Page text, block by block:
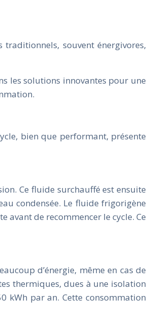
souvent énergivores,
les solutions innovantes pour une
bien que performant, présente
Ce fluide surchauffé est ensuite
condensée. Le fluide frigorigène
de recommencer le cycle. Ce
d’énergie, même en cas de
thermiques, dues à une isolation
kWh par an. Cette consommation